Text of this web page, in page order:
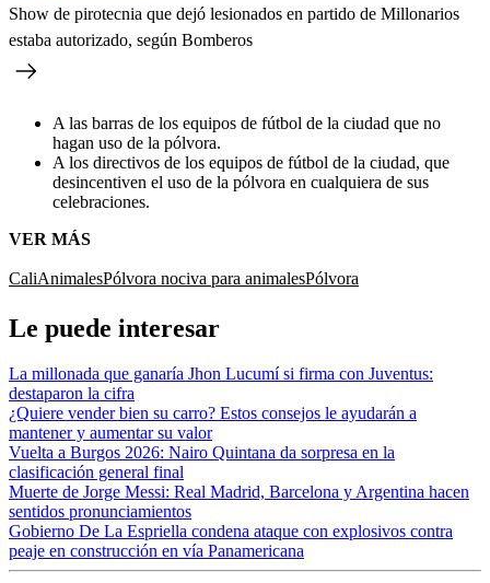
Show de pirotecnia que dejó lesionados en partido de Millonarios
estaba autorizado, según Bomberos
A las barras de los equipos de fútbol de la ciudad que no
hagan uso de la pólvora.
A los directivos de los equipos de fútbol de la ciudad, que
desincentiven el uso de la pólvora en cualquiera de sus
celebraciones.
VER MÁS
CaliAnimalesPólvora nociva para animalesPólvora
Le puede interesar
La millonada que ganaría Jhon Lucumí si firma con Juventus:
destaparon la cifra
¿Quiere vender bien su carro? Estos consejos le ayudarán a
mantener y aumentar su valor
Vuelta a Burgos 2026: Nairo Quintana da sorpresa en la
clasificación general final
Muerte de Jorge Messi: Real Madrid, Barcelona y Argentina hacen
sentidos pronunciamientos
Gobierno De La Espriella condena ataque con explosivos contra
peaje en construcción en vía Panamericana